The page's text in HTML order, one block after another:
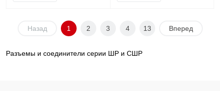
Назад 1 2 3 4 13 Вперед
Разъемы и соединители серии ШР и СШР